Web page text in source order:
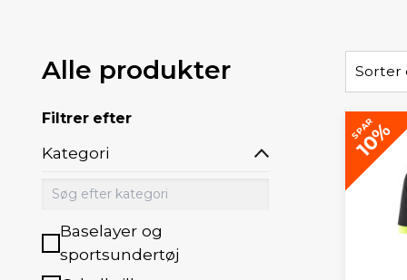
Alle produkter
Filtrer efter
Kategori
Baselayer og
sportsundertøj
Sorter
SPAR
10%